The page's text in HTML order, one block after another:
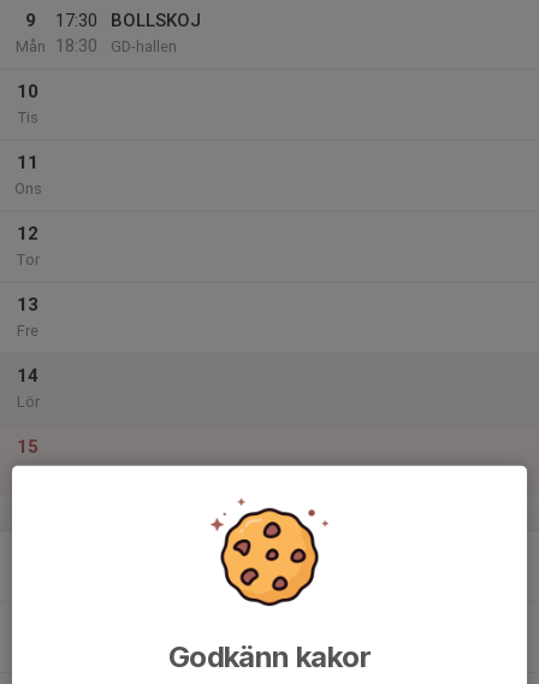
9
Mån
17:30
18:30
BOLLSKOJ
GD-hallen
10
Tis
11
Ons
12
Tor
13
Fre
14
Lör
15
Sön
v.42
Godkänn kakor